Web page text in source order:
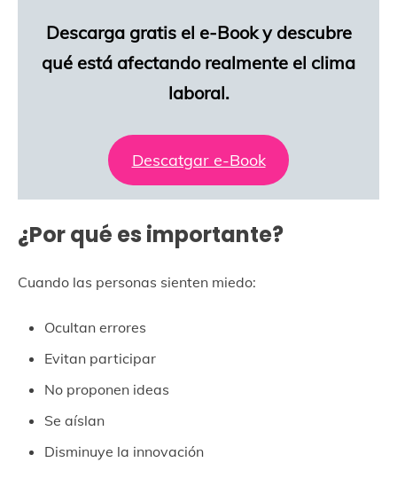
Descarga gratis el e-Book y descubre
qué está afectando realmente el clima
laboral.
Descatgar e-Book
¿Por qué es importante?
Cuando las personas sienten miedo:
Ocultan errores
Evitan participar
No proponen ideas
Se aíslan
Disminuye la innovación